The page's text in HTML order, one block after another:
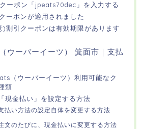
ーポン「jpeats70dec」を入力する
ーポンが適用されました
)割引クーポンは有効期限があります
ウーバーイーツ） 箕面市｜支払
（ウーバーイーツ）利用可能なク
類
現金払い」を設定する方法
払い方法の設定自体を変更する方法
文のたびに、現金払いに変更する方法